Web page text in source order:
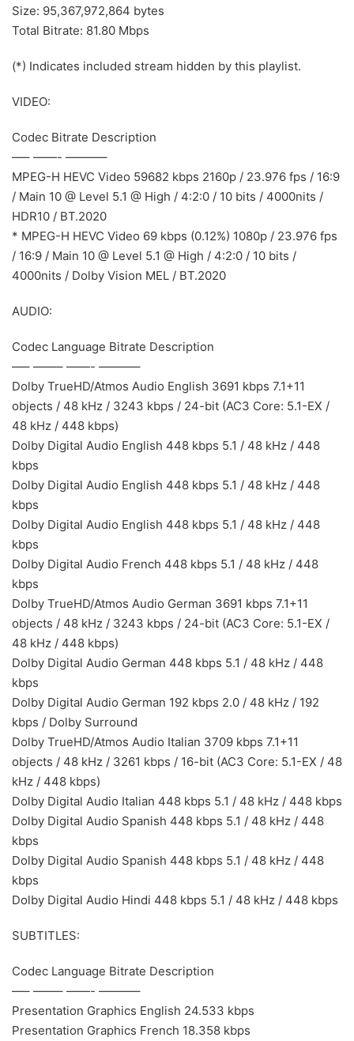
Size: 95,367,972,864 bytes
Total Bitrate: 81.80 Mbps
(*) Indicates included stream hidden by this playlist.
VIDEO:
Codec Bitrate Description
—– ——- ———–
MPEG-H HEVC Video 59682 kbps 2160p / 23.976 fps / 16:9
/ Main 10 @ Level 5.1 @ High / 4:2:0 / 10 bits / 4000nits /
HDR10 / BT.2020
* MPEG-H HEVC Video 69 kbps (0.12%) 1080p / 23.976 fps
/ 16:9 / Main 10 @ Level 5.1 @ High / 4:2:0 / 10 bits /
4000nits / Dolby Vision MEL / BT.2020
AUDIO:
Codec Language Bitrate Description
—– ——– ——- ———–
Dolby TrueHD/Atmos Audio English 3691 kbps 7.1+11
objects / 48 kHz / 3243 kbps / 24-bit (AC3 Core: 5.1-EX /
48 kHz / 448 kbps)
Dolby Digital Audio English 448 kbps 5.1 / 48 kHz / 448
kbps
Dolby Digital Audio English 448 kbps 5.1 / 48 kHz / 448
kbps
Dolby Digital Audio English 448 kbps 5.1 / 48 kHz / 448
kbps
Dolby Digital Audio French 448 kbps 5.1 / 48 kHz / 448
kbps
Dolby TrueHD/Atmos Audio German 3691 kbps 7.1+11
objects / 48 kHz / 3243 kbps / 24-bit (AC3 Core: 5.1-EX /
48 kHz / 448 kbps)
Dolby Digital Audio German 448 kbps 5.1 / 48 kHz / 448
kbps
Dolby Digital Audio German 192 kbps 2.0 / 48 kHz / 192
kbps / Dolby Surround
Dolby TrueHD/Atmos Audio Italian 3709 kbps 7.1+11
objects / 48 kHz / 3261 kbps / 16-bit (AC3 Core: 5.1-EX / 48
kHz / 448 kbps)
Dolby Digital Audio Italian 448 kbps 5.1 / 48 kHz / 448 kbps
Dolby Digital Audio Spanish 448 kbps 5.1 / 48 kHz / 448
kbps
Dolby Digital Audio Spanish 448 kbps 5.1 / 48 kHz / 448
kbps
Dolby Digital Audio Hindi 448 kbps 5.1 / 48 kHz / 448 kbps
SUBTITLES:
Codec Language Bitrate Description
—– ——– ——- ———–
Presentation Graphics English 24.533 kbps
Presentation Graphics French 18.358 kbps